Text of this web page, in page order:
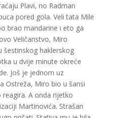
Plavi, no Radman
pored gola. Veli tata Mile
brao mandarine i eto ga
Veličanstvo, Miro
šestinskog haklerskog
u dvije minute okreće
Još je jednom uz
Ostreža, Miro bio u šansi
A onda rijetko
Martinovića. Strašan